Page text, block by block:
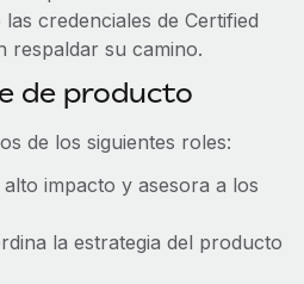
credenciales de Certified
respaldar su camino.
de producto
de los siguientes roles:
impacto y asesora a los
la estrategia del producto